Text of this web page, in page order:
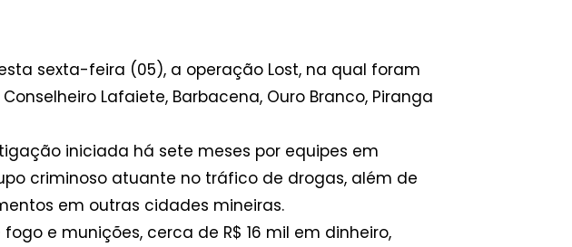
sexta-feira (05), a operação Lost, na qual foram
Lafaiete, Barbacena, Ouro Branco, Piranga
iniciada há sete meses por equipes em
criminoso atuante no tráfico de drogas, além de
em outras cidades mineiras.
e munições, cerca de R$ 16 mil em dinheiro,